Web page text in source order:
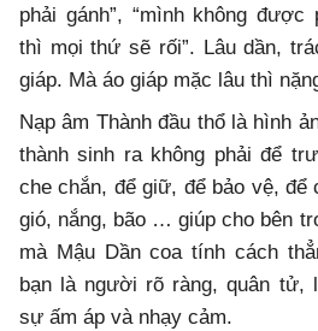
phải gánh”, “mình không được
thì mọi thứ sẽ rối”. Lâu dần,
giáp. Mà áo giáp mặc lâu thì
Nạp âm Thành đầu thổ là hình
thành sinh ra không phải để
che chắn, để giữ, để bảo vệ, để
gió, nắng, bão … giúp cho bên
mà Mậu Dần coa tính cách
bạn là người rõ ràng, quân tử,
sự ấm áp và nhạy cảm.